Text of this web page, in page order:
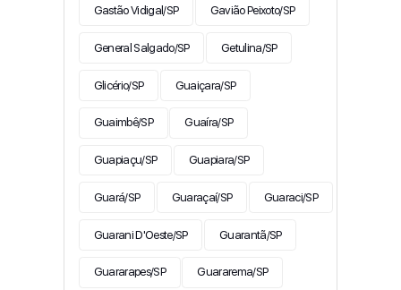
Gastão Vidigal/SP Gavião Peixoto/SP
General Salgado/SP Getulina/SP
Glicério/SP Guaiçara/SP
Guaimbê/SP Guaíra/SP
Guapiaçu/SP Guapiara/SP
Guará/SP Guaraçaí/SP Guaraci/SP
Guarani D'Oeste/SP Guarantã/SP
Guararapes/SP Guararema/SP